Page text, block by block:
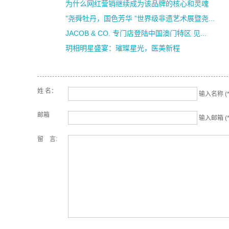
为什么网红营销继续成为该品牌的核心和灵魂
”尧舜牡丹，国色芳华 ”世界级非遗艺术展暨尧...
JACOB & CO. 专门店登陆中国澳门特区 见...
玥相明星盛宴：璀璨星光，医美新程
姓 名： 输入名称
邮箱 输入邮箱
留 言: